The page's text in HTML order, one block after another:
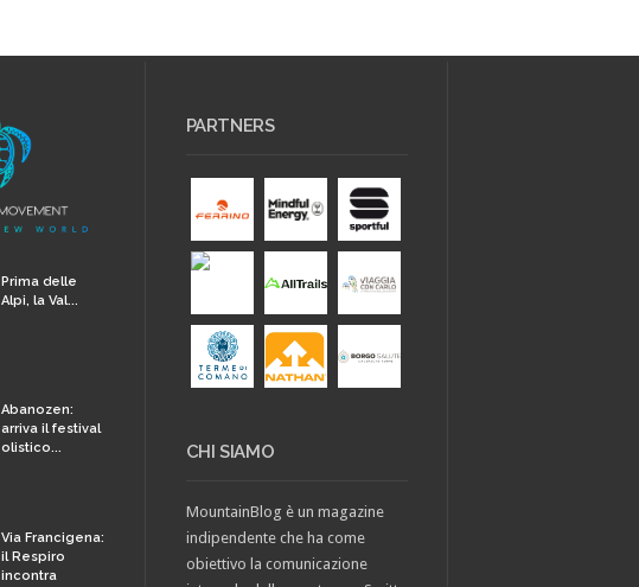
Prima delle
Alpi, la Val...
Abanozen:
arriva il festival
olistico...
Via Francigena:
il Respiro
incontra
PARTNERS
CHI SIAMO
MountainBlog è un magazine
indipendente che ha come
obiettivo la comunicazione